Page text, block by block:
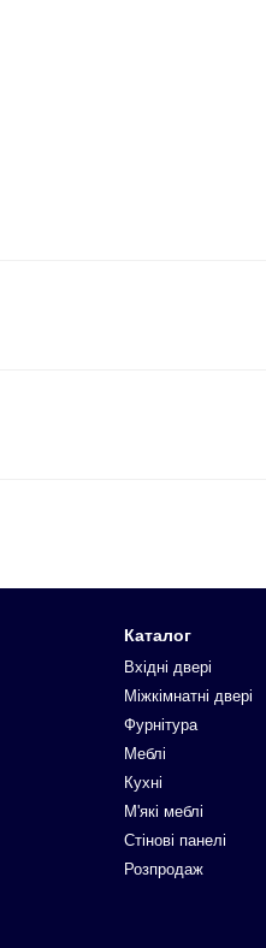
Каталог
Вхідні двері
Міжкімнатні двері
Фурнітура
Меблі
Кухні
М'які меблі
Стінові панелі
Розпродаж